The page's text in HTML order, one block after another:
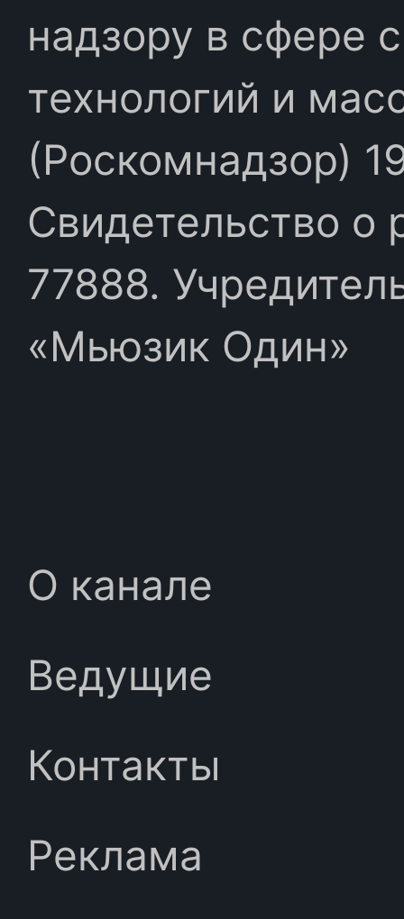
надзору в сфере
технологий и
(Роскомнадзор)
Свидетельство
77888.
«Мьюзик Один»
О канале
Ведущие
Контакты
Реклама